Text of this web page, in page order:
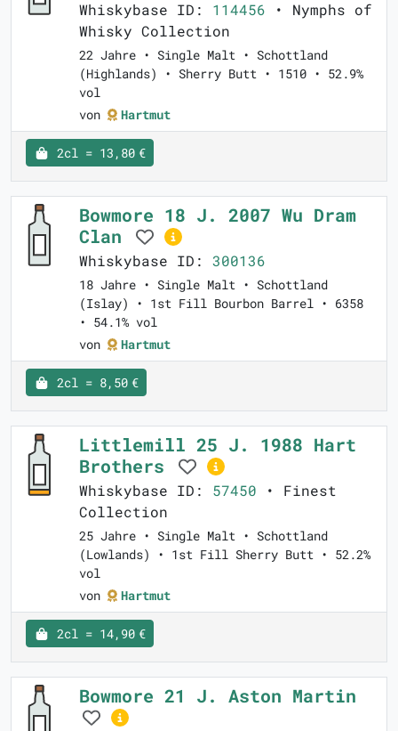
Whiskybase ID: 114456 • Nymphs of
Whisky Collection
22 Jahre • Single Malt • Schottland
(Highlands) • Sherry Butt • 1510 • 52.9%
vol
von
Hartmut
2cl = 13,80 €
Bowmore 18 J. 2007 Wu Dram
Clan
Whiskybase ID: 300136
18 Jahre • Single Malt • Schottland
(Islay) • 1st Fill Bourbon Barrel • 6358
• 54.1% vol
von
Hartmut
2cl = 8,50 €
Littlemill 25 J. 1988 Hart
Brothers
Whiskybase ID: 57450 • Finest
Collection
25 Jahre • Single Malt • Schottland
(Lowlands) • 1st Fill Sherry Butt • 52.2%
vol
von
Hartmut
2cl = 14,90 €
Bowmore 21 J. Aston Martin